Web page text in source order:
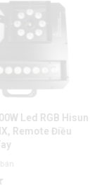
Led RGB Hisun
Remote Điều